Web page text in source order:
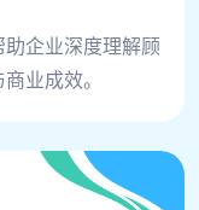
企业深度理解顾
业成效。